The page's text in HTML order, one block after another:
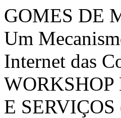
GOMES DE
Um
Internet das
WORKSHOP
E